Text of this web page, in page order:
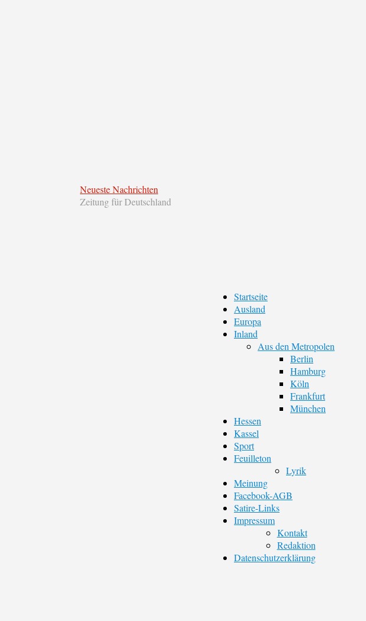
Neueste Nachrichten
Zeitung für Deutschland
Startseite
Ausland
Europa
Inland
Aus den Metropolen
Berlin
Hamburg
Köln
Frankfurt
München
Hessen
Kassel
Sport
Feuilleton
Lyrik
Meinung
Facebook-AGB
Satire-Links
Impressum
Kontakt
Redaktion
Datenschutzerklärung